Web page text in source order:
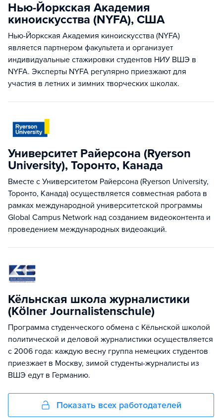
Нью-Йоркская Академия
киноискусства (NYFA), США
Нью-Йоркская Академия киноискусства (NYFA)
является партнером факультета и организует
индивидуальные стажировки студентов НИУ ВШЭ в
NYFA. Эксперты NYFA регулярно приезжают для
участия в летних и зимних творческих школах.
Университет Райерсона (Ryerson
University), Торонто, Канада
Вместе с Университетом Райерсона (Ryerson University,
Торонто, Канада) осуществляется совместная работа в
рамках международной университетской программы
Global Campus Network над созданием видеоконтента и
проведением международных видеоакций.
Кёльнская школа журналистики
(Kölner Journalistenschule)
Программа студенческого обмена с Кёльнской школой
политической и деловой журналистики осуществляется
с 2006 года: каждую весну группа немецких студентов
приезжает в Москву, зимой студенты-журналисты из
ВШЭ едут в Германию.
Показать всех работодателей